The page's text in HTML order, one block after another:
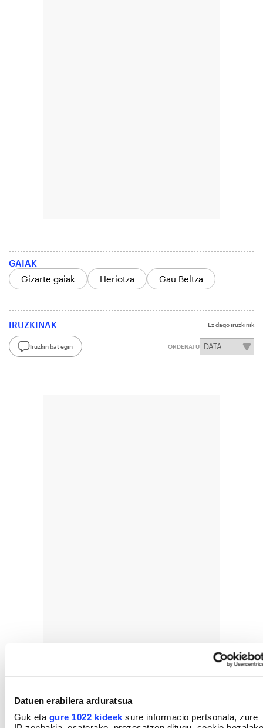
Datuen erabilera arduratsua
Guk eta gure 1022 kideek sure informacio pertsonala, zure
GAIAK
Gizarte gaiak
Heriotza Gau Beltza
IRUZKINAK Ez dago iruzkinik
Iruzkin bat egin ORDENATU